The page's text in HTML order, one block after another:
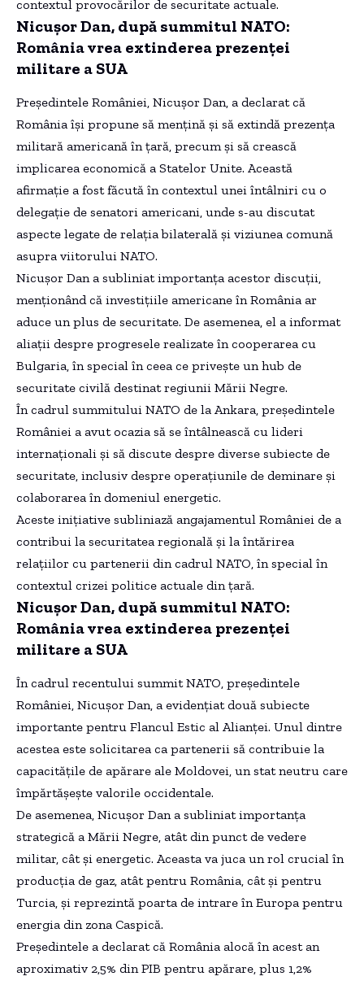
contextul provocărilor de securitate actuale.
Nicușor Dan, după summitul NATO:
România vrea extinderea prezenței
militare a SUA
Președintele României, Nicușor Dan, a declarat că
România își propune să mențină și să extindă prezența
militară americană în țară, precum și să crească
implicarea economică a Statelor Unite. Această
afirmație a fost făcută în contextul unei întâlniri cu o
delegație de senatori americani, unde s-au discutat
aspecte legate de relația bilaterală și viziunea comună
asupra viitorului NATO.
Nicușor Dan a subliniat importanța acestor discuții,
menționând că investițiile americane în România ar
aduce un plus de securitate. De asemenea, el a informat
aliații despre progresele realizate în cooperarea cu
Bulgaria, în special în ceea ce privește un hub de
securitate civilă destinat regiunii Mării Negre.
În cadrul summitului NATO de la Ankara, președintele
României a avut ocazia să se întâlnească cu lideri
internaționali și să discute despre diverse subiecte de
securitate, inclusiv despre operațiunile de deminare și
colaborarea în domeniul energetic.
Aceste inițiative subliniază angajamentul României de a
contribui la securitatea regională și la întărirea
relațiilor cu partenerii din cadrul NATO, în special în
contextul crizei politice actuale din țară.
Nicușor Dan, după summitul NATO:
România vrea extinderea prezenței
militare a SUA
În cadrul recentului summit NATO, președintele
României, Nicușor Dan, a evidențiat două subiecte
importante pentru Flancul Estic al Alianței. Unul dintre
acestea este solicitarea ca partenerii să contribuie la
capacitățile de apărare ale Moldovei, un stat neutru care
împărtășește valorile occidentale.
De asemenea, Nicușor Dan a subliniat importanța
strategică a Mării Negre, atât din punct de vedere
militar, cât și energetic. Aceasta va juca un rol crucial în
producția de gaz, atât pentru România, cât și pentru
Turcia, și reprezintă poarta de intrare în Europa pentru
energia din zona Caspică.
Președintele a declarat că România alocă în acest an
aproximativ 2,5% din PIB pentru apărare, plus 1,2%